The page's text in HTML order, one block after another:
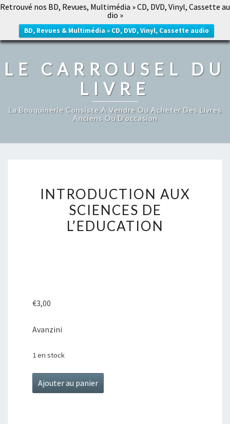
Retrouvé nos BD, Revues, Multimédia » CD, DVD, Vinyl, Cassette au
dio »
BD, Revues & Multimédia » CD, DVD, Vinyl, Cassette audio
LE CARROUSEL DU LIVRE
LE CARROUSEL DU
LIVRE
La Bouquinerie Consiste À Vendre Ou Acheter Des Livres
Anciens Ou D’occasion
AUX
SCIENCES
DE
INTRODUCTION AUX
SCIENCES DE
L’EDUCATION
€3,00
Avanzini
1 en stock
quantité
de
Ajouter au panier